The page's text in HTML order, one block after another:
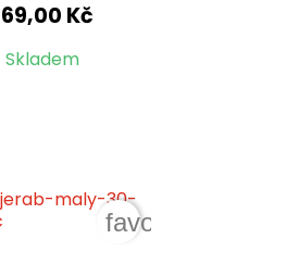
Kč
Skladem
favorite_border